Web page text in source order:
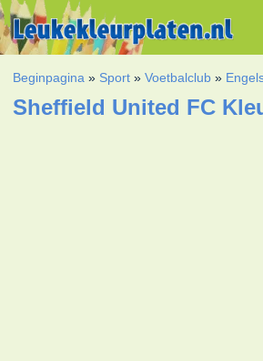
Beginpagina » Sport »Voetbalclub »
Sheffield United FC